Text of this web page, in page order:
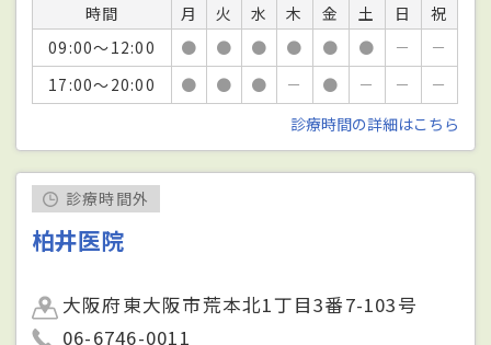
時間 月 火 水 木 金 土 日
祝
09:00～12:00
● ● ● ● ● ● －
－
17:00～20:00
● ● ● － ● － －
－
診療時間の詳細はこちら
診療時間外
柏井医院
大阪府東大阪市荒本北1丁目3番7-103号
06-6746-0011